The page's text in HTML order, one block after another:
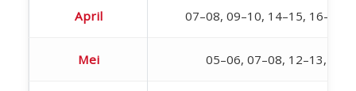
April 07–08, 09–10, 14–15, 16–17,
Mei 05–06, 07–08, 12–13,